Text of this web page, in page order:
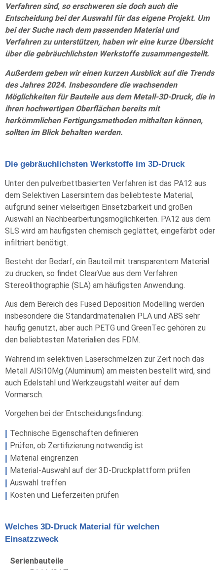
Verfahren sind, so erschweren sie doch auch die
Entscheidung bei der Auswahl für das eigene Projekt. Um
bei der Suche nach dem passenden Material und
Verfahren zu unterstützen, haben wir eine kurze Übersicht
über die gebräuchlichsten Werkstoffe zusammengestellt.
Außerdem geben wir einen kurzen Ausblick auf die Trends
des Jahres 2024. Insbesondere die wachsenden
Möglichkeiten für Bauteile aus dem Metall-3D-Druck, die in
ihren hochwertigen Oberflächen bereits mit
herkömmlichen Fertigungsmethoden mithalten können,
sollten im Blick behalten werden.
Die gebräuchlichsten Werkstoffe im 3D-Druck
Unter den pulverbettbasierten Verfahren ist das PA12 aus
dem Selektiven Lasersintern das beliebteste Material,
aufgrund seiner vielseitigen Einsetzbarkeit und großen
Auswahl an Nachbearbeitungsmöglichkeiten. PA12 aus dem
SLS wird am häufigsten chemisch geglättet, eingefärbt oder
infiltriert benötigt.
Besteht der Bedarf, ein Bauteil mit transparentem Material
zu drucken, so findet ClearVue aus dem Verfahren
Stereolithographie (SLA) am häufigsten Anwendung.
Aus dem Bereich des Fused Deposition Modelling werden
insbesondere die Standardmaterialien PLA und ABS sehr
häufig genutzt, aber auch PETG und GreenTec gehören zu
den beliebtesten Materialien des FDM.
Während im selektiven Laserschmelzen zur Zeit noch das
Metall AlSi10Mg (Aluminium) am meisten bestellt wird, sind
auch Edelstahl und Werkzeugstahl weiter auf dem
Vormarsch.
Vorgehen bei der Entscheidungsfindung:
| Technische Eigenschaften definieren
| Prüfen, ob Zertifizierung notwendig ist
| Material eingrenzen
| Material-Auswahl auf der 3D-Druckplattform prüfen
| Auswahl treffen
| Kosten und Lieferzeiten prüfen
Welches 3D-Druck Material für welchen
Einsatzzweck
Serienbauteile